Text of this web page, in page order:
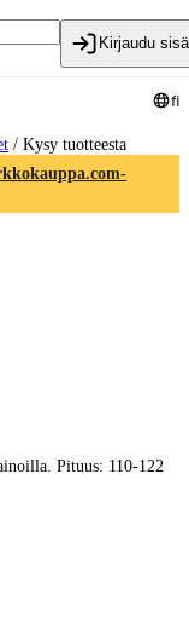
Kirjaudu
fi
/ Kysy tuotteesta
Pituus: 110-122